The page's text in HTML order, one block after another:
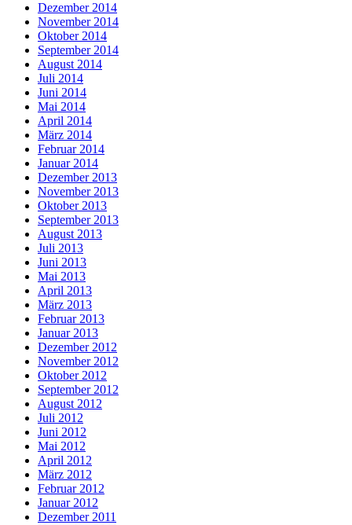
Dezember 2014
November 2014
Oktober 2014
September 2014
August 2014
Juli 2014
Juni 2014
Mai 2014
April 2014
März 2014
Februar 2014
Januar 2014
Dezember 2013
November 2013
Oktober 2013
September 2013
August 2013
Juli 2013
Juni 2013
Mai 2013
April 2013
März 2013
Februar 2013
Januar 2013
Dezember 2012
November 2012
Oktober 2012
September 2012
August 2012
Juli 2012
Juni 2012
Mai 2012
April 2012
März 2012
Februar 2012
Januar 2012
Dezember 2011